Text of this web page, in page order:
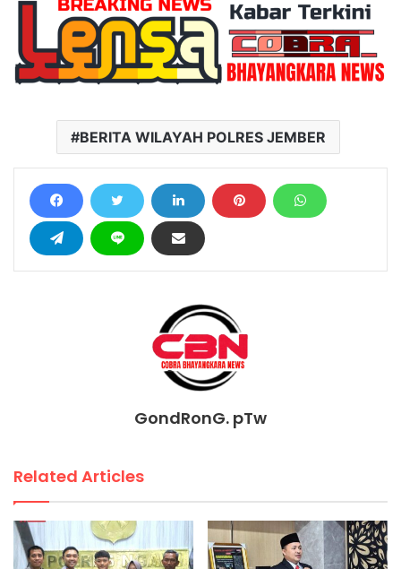
BERITA WILAYAH POLRES JEMBER
GondRonG. pTw
Related Articles